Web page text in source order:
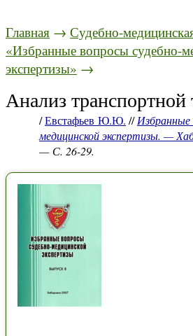
Главная → Судебно-
«Избранные вопросы судебно-
экспертизы» →
Анализ
/Евстафьев Ю.Ю. //Избранные
медицинской экспертизы. —
— С. 26-29.